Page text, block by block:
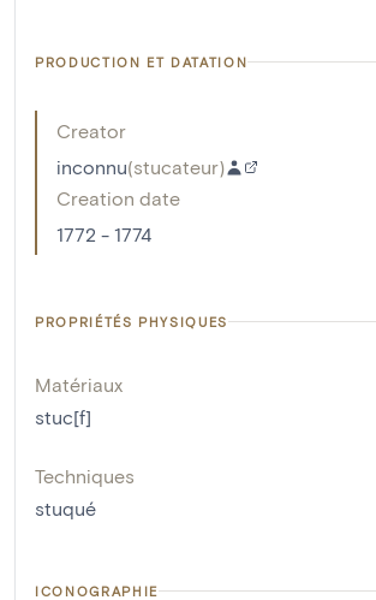
PRODUCTION ET DATATION
Creator
inconnu(stucateur)
Creation date
1772 - 1774
PROPRIÉTÉS PHYSIQUES
Matériaux
stuc[f]
Techniques
stuqué
ICONOGRAPHIE